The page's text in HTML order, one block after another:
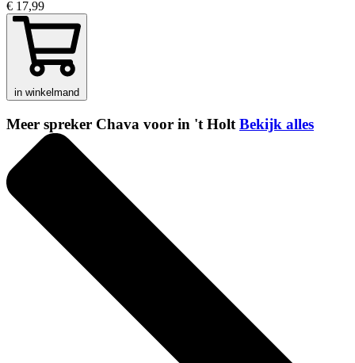
€ 17,99
in winkelmand
Meer spreker Chava voor in 't Holt Bekijk alles